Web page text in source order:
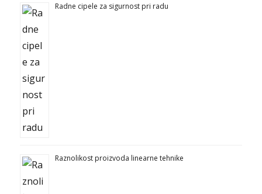
Radne cipele za sigurnost pri radu
Raznolikost proizvoda linearne tehnike